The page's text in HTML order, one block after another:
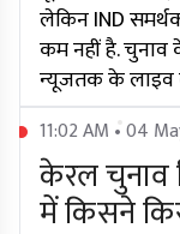
लेकिन IND
कम नहीं है.
न्यूजतक के
11:02 AM • 04
केरल चुनाव
में किसने